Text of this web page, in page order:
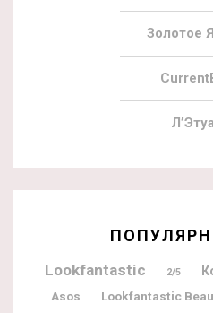
Золотое
Lookfantastic 2/5
Asos Lookfantastic